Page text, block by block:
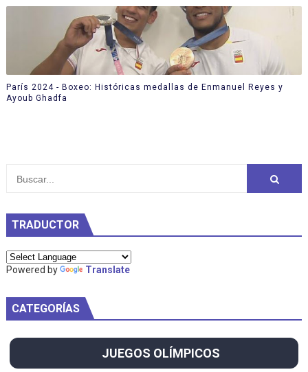
París 2024 - Boxeo: Históricas medallas de Enmanuel Reyes y
Ayoub Ghadfa
TRADUCTOR
Powered by Translate
CATEGORÍAS
JUEGOS OLÍMPICOS